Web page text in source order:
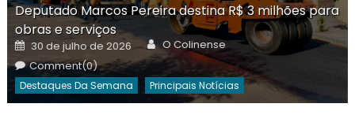
Deputado Marcos Pereira destina R$ 3 milhões para
obras e serviços
Posted
on
30 de julho de 2026 Author
O Colinense
Comment(0)
Destaques Da Semana Principais Notícias